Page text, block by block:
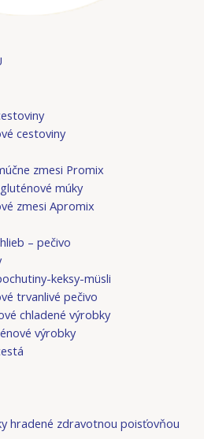
cestoviny
zmesi Promix
múky
zmesi Apromix
– pečivo
keksy-müsli
trvanlivé pečivo
chladené výrobky
výrobky
hradené zdravotnou poisťovňou